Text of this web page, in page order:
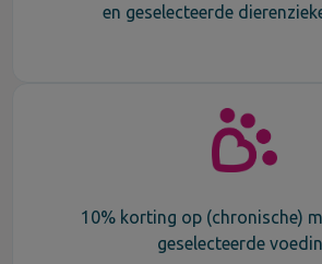
en geselecteerde
10% korting op (chronische)
geselecteerde